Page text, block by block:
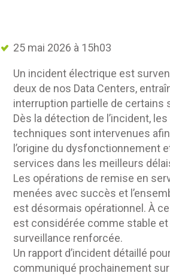
25 mai 2026 à 15h03
Un incident électrique est
deux de nos Data Centers,
interruption partielle de certains
Dès la détection de l’incident,
techniques sont intervenues
l’origine du dysfonctionnement
services dans les meilleurs
Les opérations de remise en
menées avec succès et
est désormais opérationnel. À
est considérée comme stable et
surveillance renforcée.
Un rapport d’incident détaillé
communiqué prochainement